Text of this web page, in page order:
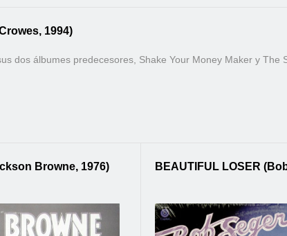
1994)
dos álbumes predecesores, Shake Your Money Maker y The
Browne, 1976) BEAUTIFUL LOSER